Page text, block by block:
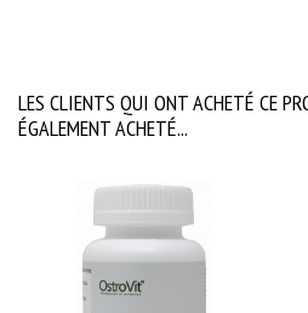
LES CLIENTS QUI ONT ACHETÉ CE
ÉGALEMENT ACHETÉ...